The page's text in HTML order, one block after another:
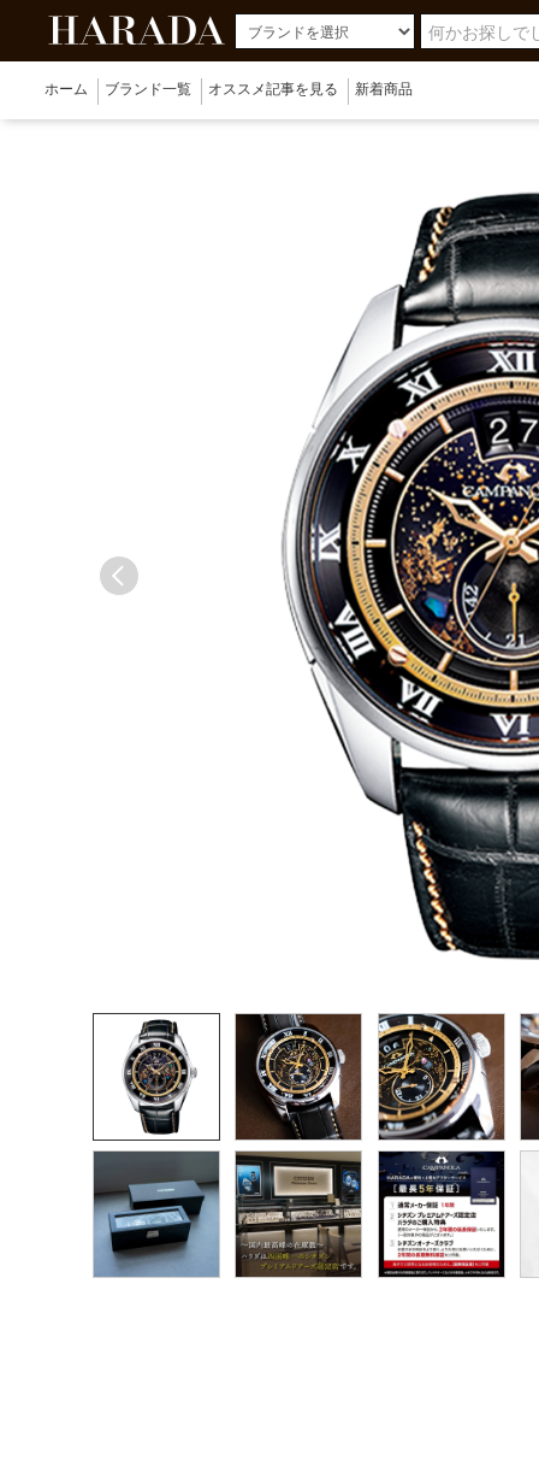
ホーム ブランド一覧 オススメ記事を見る 新着商品